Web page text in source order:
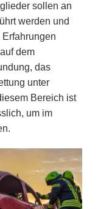
sollen an
werden und
dem
das
unter
Bereich ist
um im